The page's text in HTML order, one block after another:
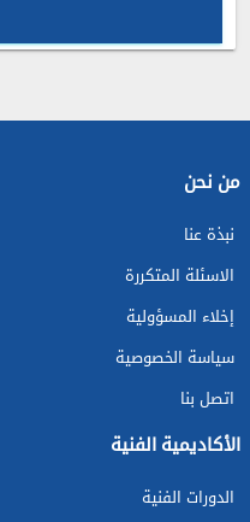
من نحن
نبذة عنا
الاسئلة المتكررة
إخلاء المسؤولية
سياسة الخصوصية
اتصل بنا
الأكاديمية الفنية
الدورات الفنية